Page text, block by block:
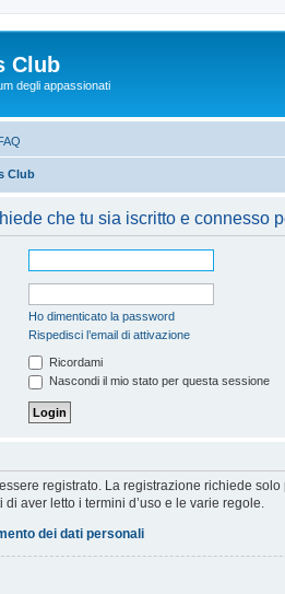
Club
degli appassionati
Club
che tu sia iscritto e connesso
Ho dimenticato la password
Rispedisci l’email di attivazione
Ricordami
Nascondi il mio stato per questa sessione
registrato. La registrazione richiede
aver letto i termini d’uso e le varie regole.
dei dati personali